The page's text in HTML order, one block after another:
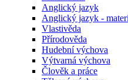
Anglický jazyk
Anglický jazyk -
Vlastivěda
Přírodověda
Hudební výchova
Výtvarná výchova
Člověk a práce